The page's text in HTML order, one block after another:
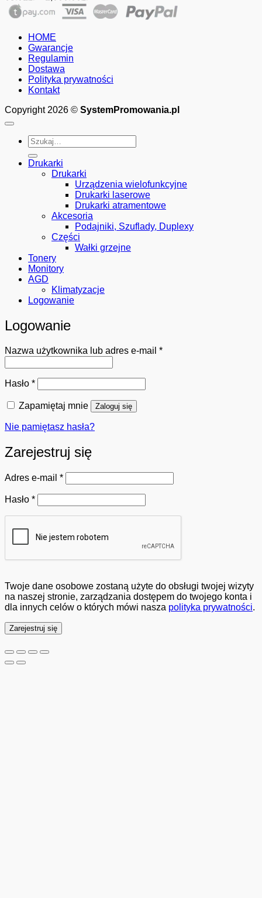
cen:
od
HOME
Gwarancje
Regulamin
Dostawa
Polityka prywatności
Kontakt
Copyright 2026 © SystemPromowania.pl
Szukaj:
Drukarki
Drukarki
Urządzenia wielofunkcyjne
Drukarki laserowe
Drukarki atramentowe
Akcesoria
Podajniki, Szuflady, Duplexy
Części
Wałki grzejne
Tonery
Monitory
AGD
Klimatyzacje
Logowanie
Logowanie
Nazwa użytkownika lub adres e-mail *Wymagane
Hasło *Wymagane
Zapamiętaj mnie Zaloguj się
Nie pamiętasz hasła?
Zarejestruj się
Adres e-mail *Wymagane
Hasło *Wymagane
Twoje dane osobowe zostaną użyte do obsługi twojej wizyty
na naszej stronie, zarządzania dostępem do twojego konta i
dla innych celów o których mówi nasza polityka prywatności.
Zarejestruj się